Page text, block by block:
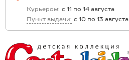
Курьером: с 11 по 14 августа
Пункт выдачи: с 10 по 13 августа